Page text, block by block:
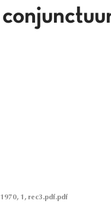
1, rec3.pdf.pdf